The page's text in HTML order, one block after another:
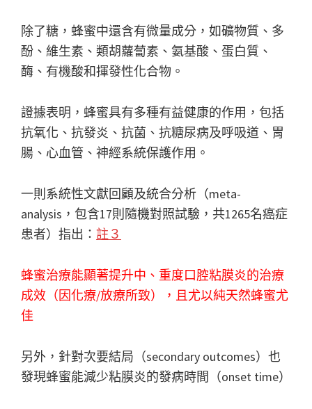
除了糖，蜂蜜中還含有微量成分，如礦物質、多
酚、維生素、類胡蘿蔔素、氨基酸、蛋白質、
酶、有機酸和揮發性化合物。
證據表明，蜂蜜具有多種有益健康的作用，包括
抗氧化、抗發炎、抗菌、抗糖尿病及呼吸道、胃
腸、心血管、神經系統保護作用。
一則系統性文獻回顧及統合分析（meta-
analysis，包含17則隨機對照試驗，共1265名癌症
患者）指出： 註３
蜂蜜治療能顯著提升中、重度口腔粘膜炎的治療
成效（因化療/放療所致），且尤以純天然蜂蜜尤
佳
另外，針對次要結局（secondary outcomes）也
發現蜂蜜能減少粘膜炎的發病時間（onset time）